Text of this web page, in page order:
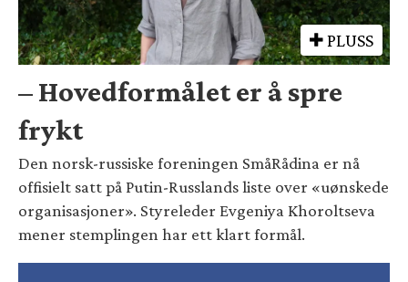
PLUSS
– Hovedformålet er å spre
frykt
Den norsk-russiske foreningen SmåRådina er nå
offisielt satt på Putin-Russlands liste over «uønskede
organisasjoner». Styreleder Evgeniya Khoroltseva
mener stemplingen har ett klart formål.